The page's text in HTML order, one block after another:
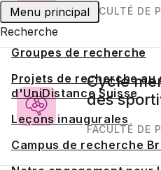
Menu principal
Recherche
Groupes de recherche
Projets de recherche au
d'UniDistance Suisse
Leçons inaugurales
Campus de recherche
FACULTÉ DE
Cycle
des
FACULTÉ DE